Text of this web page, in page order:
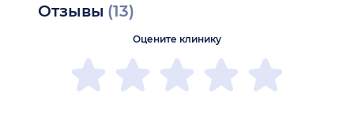
Отзывы (13)
Оцените клинику